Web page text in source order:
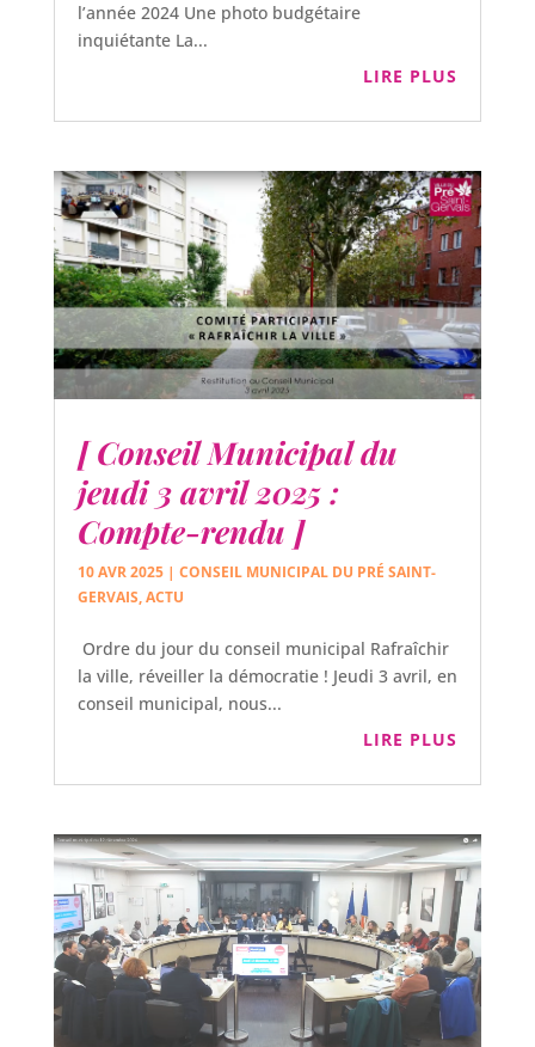
l’année 2024 Une photo budgétaire
inquiétante La...
LIRE PLUS
[ Conseil Municipal du
jeudi 3 avril 2025 :
Compte-rendu ]
10 AVR 2025| CONSEIL MUNICIPAL DU PRÉ SAINT-
GERVAIS,ACTU
Ordre du jour du conseil municipal Rafraîchir
la ville, réveiller la démocratie ! Jeudi 3 avril, en
conseil municipal, nous...
LIRE PLUS